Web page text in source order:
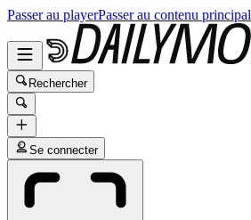
Passer au playerPasser au contenu principal
Rechercher
Se connecter